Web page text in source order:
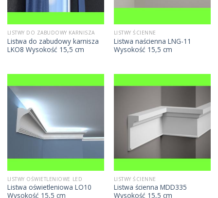
LISTWY DO ZABUDOWY KARNISZA
Listwa do zabudowy karnisza
LKO8 Wysokość 15,5 cm
LISTWY ŚCIENNE
Listwa naścienna LNG-11
Wysokość 15,5 cm
LISTWY OŚWIETLENIOWE LED
Listwa oświetleniowa LO10
Wysokość 15,5 cm
LISTWY ŚCIENNE
Listwa ścienna MDD335
Wysokość 15,5 cm